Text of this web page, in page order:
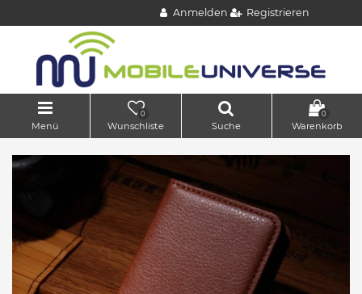
Anmelden Registrieren
Menü
0
Wunschliste Suche
0
Warenkorb